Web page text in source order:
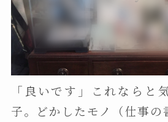
「良いです」これならと
子。どかしたモノ（仕事の